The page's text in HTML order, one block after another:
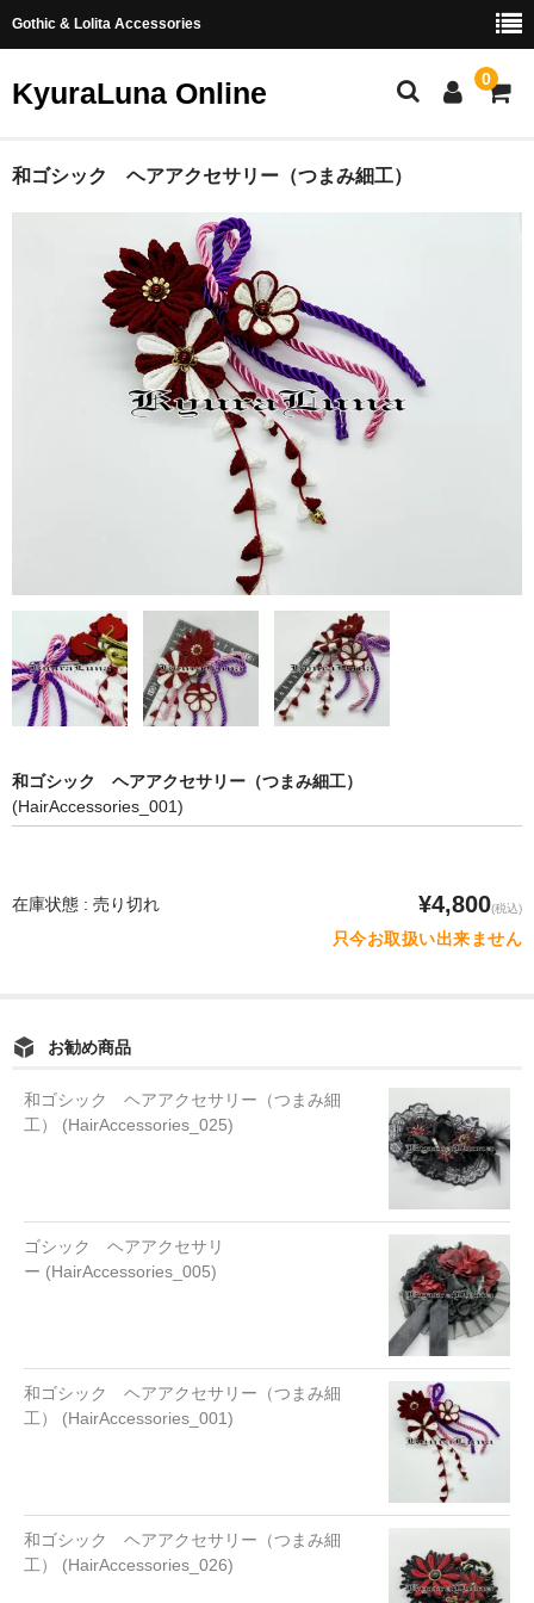
Gothic & Lolita Accessories
KyuraLuna Online 0
ホーム
ヘアアクセサリー
イヤリング・ピアス
和ゴシック ヘアアクセサリー（つまみ細工）
和ゴシック ヘアアクセサリー（つまみ細工）
(HairAccessories_001)
在庫状態 : 売り切れ ¥4,800(税込)
只今お取扱い出来ません
お勧め商品
和ゴシック ヘアアクセサリー（つまみ細
工） (HairAccessories_025)
ゴシック ヘアアクセサリ
ー (HairAccessories_005)
和ゴシック ヘアアクセサリー（つまみ細
工） (HairAccessories_001)
和ゴシック ヘアアクセサリー（つまみ細
工） (HairAccessories_026)